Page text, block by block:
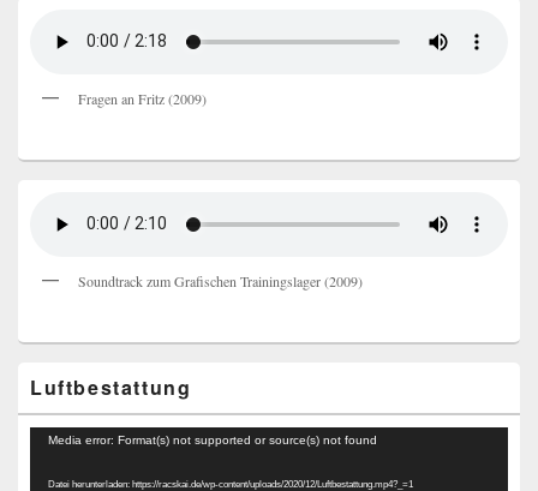
Fragen an Fritz (2009)
Soundtrack zum Grafischen Trainingslager (2009)
Luftbestattung
Video-
Media error: Format(s) not supported or source(s) not found
Datei herunterladen: https://racskai.de/wp-content/uploads/2020/12/Luftbestattung.mp4?_=1